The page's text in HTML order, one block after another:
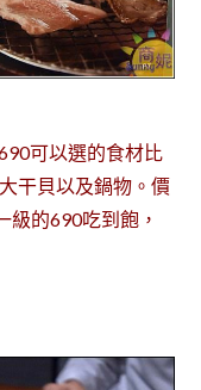
可以選的食材比
干貝以及鍋物。價
級的690吃到飽，